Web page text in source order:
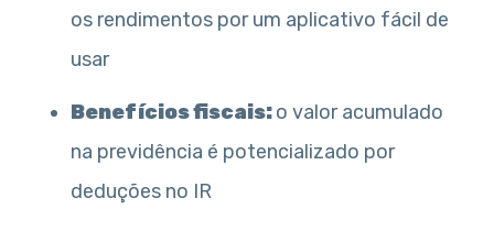
os rendimentos por um aplicativo fácil de
usar
Benefícios fiscais:o valor acumulado
na previdência é potencializado por
deduções no IR